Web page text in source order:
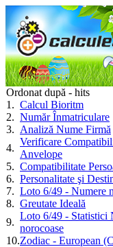
Ordonat după - hits
1 . Calcul Bioritm
2. Număr Înmatriculare
3. Analiză Nume Firmă
4.
Verificare
Anvelope
5. Compatibilitate
6. Personalitate şi
7. Loto 6/49 - Numere
8. Greutate Ideală
9.
Loto 6/49 - Statistici
norocoase
10.Zodiac - European